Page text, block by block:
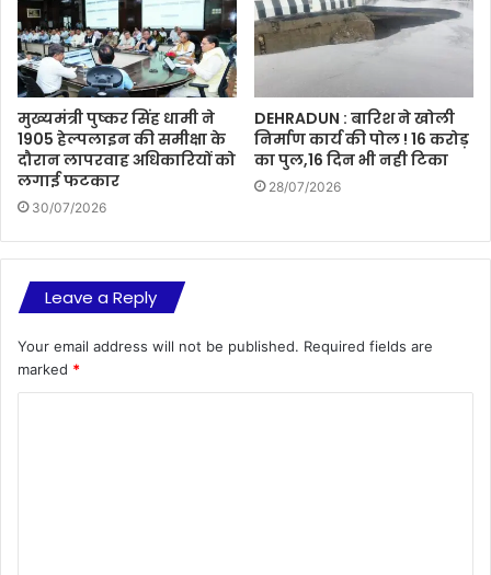
मुख्यमंत्री पुष्कर सिंह धामी ने
1905 हेल्पलाइन की समीक्षा के
दौरान लापरवाह अधिकारियों को
लगाई फटकार
30/07/2026
DEHRADUN : बारिश ने खोली
निर्माण कार्य की पोल ! 16 करोड़
का पुल,16 दिन भी नही टिका
28/07/2026
Leave a Reply
Your email address will not be published. Required fields are
marked *